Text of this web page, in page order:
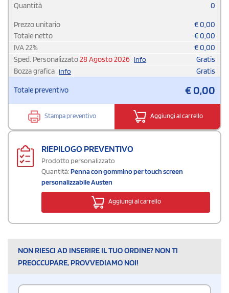
Quantità 0
Prezzo unitario €0,00
Totale netto
€0,00
IVA22% €0,00
Sped. Personalizzato28 Agosto 2026 info
Gratis
Bozza grafica info Gratis
Totale preventivo €0,00
Stampa preventivo Aggiungi al carrello
RIEPILOGO PREVENTIVO
Prodotto personalizzato
Quantità:Penna con gommino per touch screen
personalizzabile Austen
Aggiungi al carrello
NON RIESCI AD INSERIRE IL TUO ORDINE? NON TI
PREOCCUPARE, PROVVEDIAMO NOI!